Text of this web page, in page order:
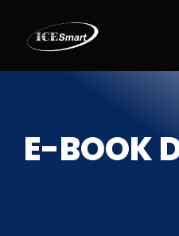
E-BOOK